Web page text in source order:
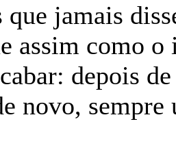
que jamais
assim como
depois
novo, sempre